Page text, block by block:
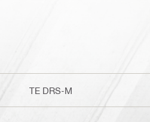
TE DRS-M